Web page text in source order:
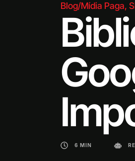
Blog/Mídia Paga,
6 MIN